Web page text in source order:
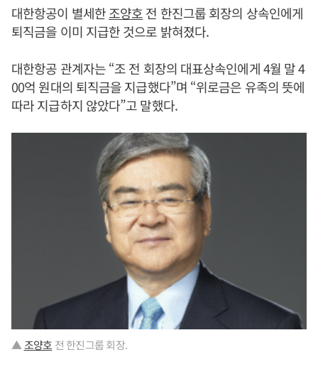
대한항공이 별세한조양호전 한진그룹 회장의 상속인에게
퇴직금을 이미 지급한 것으로 밝혀졌다.
대한항공 관계자는 “조 전 회장의 대표상속인에게 4월 말 4
00억 원대의 퇴직금을 지급했다”며 “위로금은 유족의 뜻에
따라 지급하지 않았다”고 말했다.
▲조양호 전 한진그룹 회장.